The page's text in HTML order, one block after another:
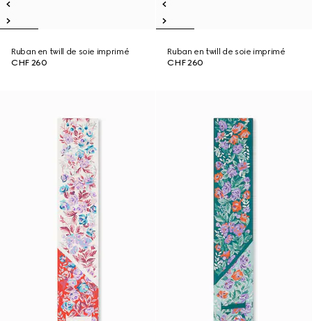
Ruban en twill de soie imprimé
CHF 260
Ruban en twill de soie imprimé
CHF 260